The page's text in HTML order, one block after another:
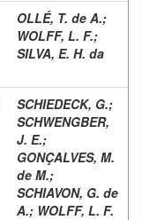
OLLÉ, T. de A.;
WOLFF, L. F.;
SILVA, E. H. da
SCHIEDECK, G.;
SCHWENGBER,
J. E.;
GONÇALVES, M.
de M.;
SCHIAVON, G. de
A.; WOLFF, L. F.